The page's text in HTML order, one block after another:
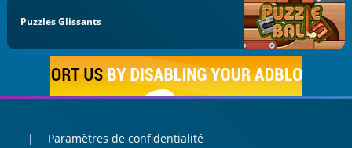
Puzzles Glissants
Paramètres de confidentialité